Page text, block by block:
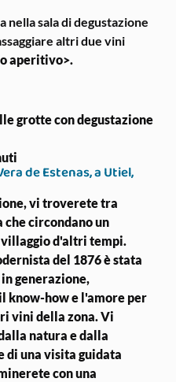
sala di degustazione
altri due vini
aperitivo>.
grotte con degustazione
de Estenas, a Utiel,
vi troverete tra
circondano un
d'altri tempi.
del 1876è stata
generazione,
know-how e l'amore per
vini della zona. Vi
natura e dalla
di una visita guidata
con una